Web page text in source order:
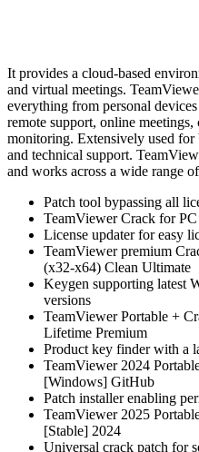
It provides a cloud-based
and virtual meetings.
everything from personal
remote support, online
monitoring. Extensively used for
and technical support.
and works across a wide range
Patch tool bypassing all
TeamViewer Crack for
License updater for easy
TeamViewer premium
(x32-x64) Clean Ultimate
Keygen supporting latest
versions
TeamViewer Portable +
Lifetime Premium
Product key finder with a
TeamViewer 2024
[Windows] GitHub
Patch installer enabling
TeamViewer 2025
[Stable] 2024
Universal crack patch for